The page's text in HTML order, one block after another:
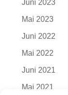
Juni 2023
Mai 2023
Juni 2022
Mai 2022
Juni 2021
Mai 2021